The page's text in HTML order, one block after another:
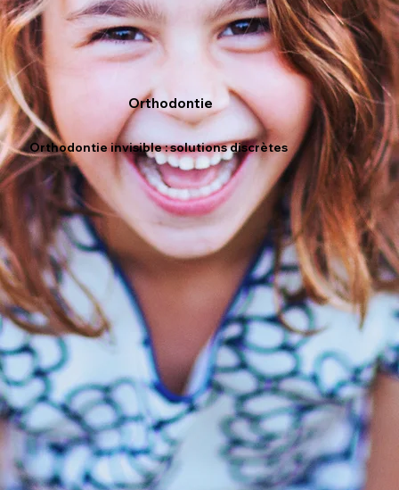
Orthodontie
Orthodontie invisible : solutions discrètes